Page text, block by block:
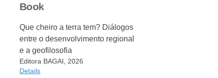
Luciano Félix Florit
125801 Bytes
Date
2025
DOI
10.6084/M9.FIGSHARE.30427768
Artwork
Artist
Artwork Size
1968374 Bytes
Date
Book
Que cheiro a terra tem? Diálogos
entre o desenvolvimento regional
e a geofilosofia
Editora BAGAI, 2026
Details